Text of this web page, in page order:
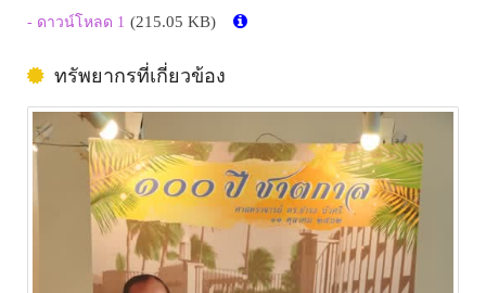
- ดาวน์โหลด 1 (215.05 KB)
ทรัพยากรที่เกี่ยวข้อง